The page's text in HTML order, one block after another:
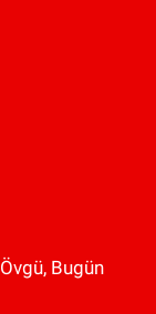
Bugün